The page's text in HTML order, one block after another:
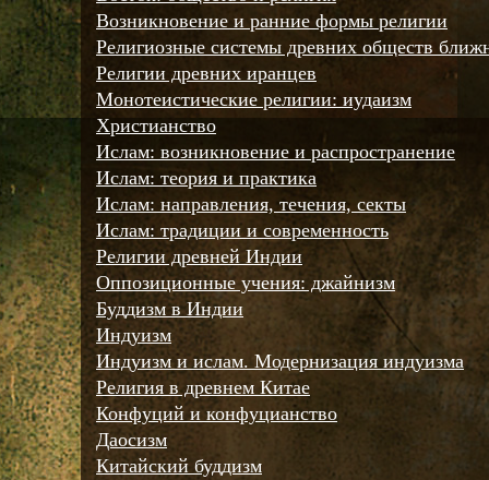
Возникновение и ранние формы религии
Религиозные системы древних обществ
Религии древних иранцев
Монотеистические религии: иудаизм
Христианство
Ислам: возникновение и распространение
Ислам: теория и практика
Ислам: направления, течения, секты
Ислам: традиции и современность
Религии древней Индии
Оппозиционные учения: джайнизм
Буддизм в Индии
Индуизм
Индуизм и ислам. Модернизация индуизма
Религия в древнем Китае
Конфуций и конфуцианство
Даосизм
Китайский буддизм